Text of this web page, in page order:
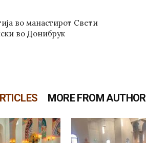
во манастирот Свети
во Донибрук
MORE FROM AUTHOR